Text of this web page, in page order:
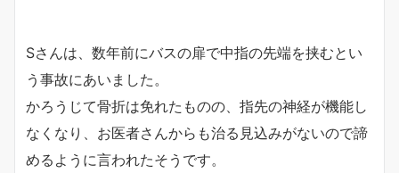
Sさんは、数年前にバスの扉で中指の先端を挟むとい
う事故にあいました。
かろうじて骨折は免れたものの、指先の神経が機能し
なくなり、お医者さんからも治る見込みがないので諦
めるように言われたそうです。